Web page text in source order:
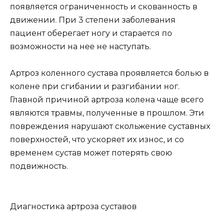
появляется ограниченность и скованность в
движении. При 3 степени заболевания
пациент оберегает ногу и старается по
возможности на нее не наступать.
Артроз коленного сустава проявляется болью в
колене при сгибании и разгибании ног.
Главной причиной артроза колена чаще всего
являются травмы, полученные в прошлом. Эти
повреждения нарушают скольжение суставных
поверхностей, что ускоряет их износ, и со
временем сустав может потерять свою
подвижность.
Диагностика артроза суставов